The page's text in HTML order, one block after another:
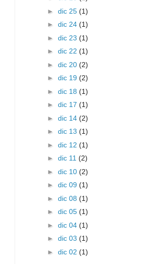
► dic 25 (1)
► dic 24 (1)
► dic 23 (1)
► dic 22 (1)
► dic 20 (2)
► dic 19 (2)
► dic 18 (1)
► dic 17 (1)
► dic 14 (2)
► dic 13 (1)
► dic 12 (1)
► dic 11 (2)
► dic 10 (2)
► dic 09 (1)
► dic 08 (1)
► dic 05 (1)
► dic 04 (1)
► dic 03 (1)
► dic 02 (1)